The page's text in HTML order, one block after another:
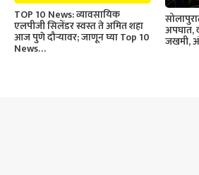
TOP 10 News: व्यावसायिक
एलपीजी सिलेंडर स्वस्त ते अमित शहा
आज पुणे दौऱ्यावर; जाणून घ्या Top 10
News…
अपघात,
जखमी,